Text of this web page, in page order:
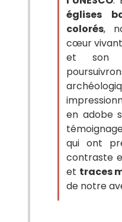
églises
colorés,
cœur
et son
en adobe
qui ont
contraste
et traces
de notre